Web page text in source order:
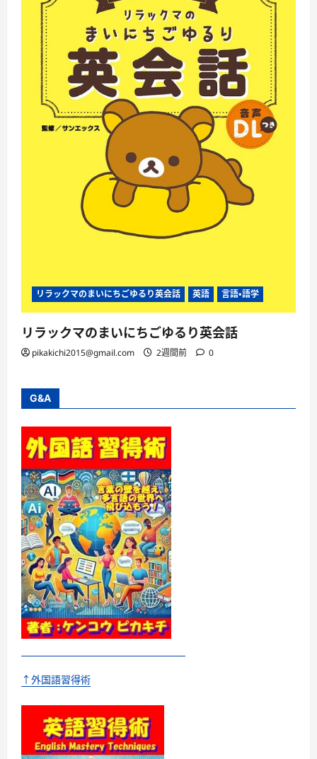
リラックマのまいにちごゆるり英会話 英語 言語・語学
リラックマのまいにちごゆるり英会話
pikakichi2015@gmail.com 2週間前 0
G&A
↑外国語習得術